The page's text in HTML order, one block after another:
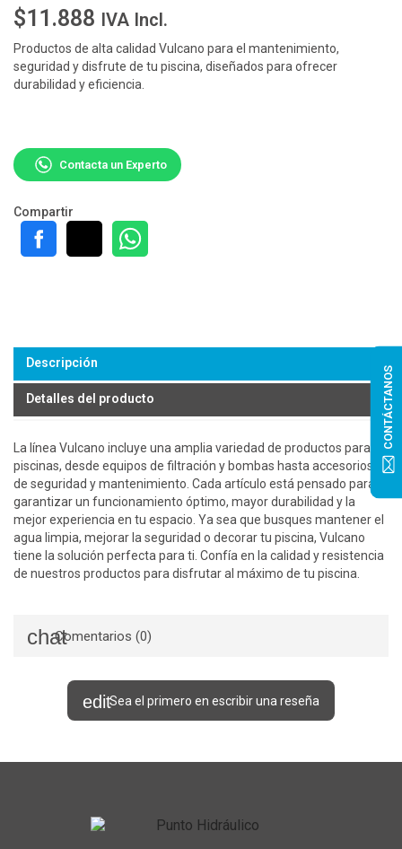
$11.888 IVA Incl.
Productos de alta calidad Vulcano para el mantenimiento,
seguridad y disfrute de tu piscina, diseñados para ofrecer
durabilidad y eficiencia.
Contacta un Experto
Compartir
Descripción
Detalles del producto
La línea Vulcano incluye una amplia variedad de productos para
piscinas, desde equipos de filtración y bombas hasta accesorios
de seguridad y mantenimiento. Cada artículo está pensado para
garantizar un funcionamiento óptimo, mayor durabilidad y la
mejor experiencia en tu espacio. Ya sea que busques mantener el
agua limpia, mejorar la seguridad o decorar tu piscina, Vulcano
tiene la solución perfecta para ti. Confía en la calidad y resistencia
de nuestros productos para disfrutar al máximo de tu piscina.
Comentarios (0)
Sea el primero en escribir una reseña
CONTÁCTANOS